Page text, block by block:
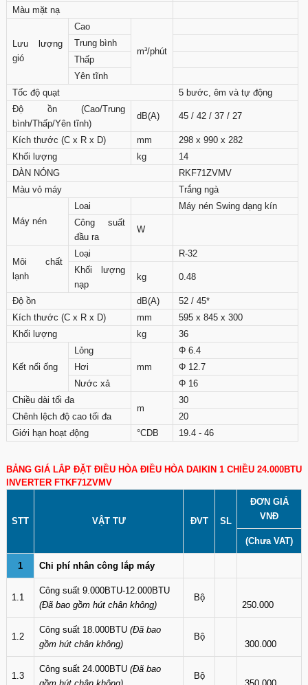
Màu mặt nạ
Lưu lượng
gió
Cao
m³/phút
Trung bình
Thấp
Yên tĩnh
Tốc độ quạt
5 bước, êm và tự động
Độ ồn (Cao/Trung
bình/Thấp/Yên tĩnh)
dB(A) 45 / 42 / 37 / 27
Kích thước (C x R x D) mm
298 x 990 x 282
Khối lượng
kg
14
DÀN NÓNG
RKF71ZVMV
Màu vỏ máy
Trắng ngà
Máy nén
Loai
Máy nén Swing dạng kín
Công suất
đầu ra
W
Môi chất
lạnh
Loại
R-32
Khối lượng
nạp
kg 0.48
Độ ồn dB(A)
52 / 45*
Kích thước (C x R x D)
mm
595 x 845 x 300
Khối lượng
kg 36
Kết nối ống
Lỏng
mm
Φ 6.4
Hơi
Φ 12.7
Nước xả
Φ 16
Chiều dài tối đa
m
30
Chênh lệch độ cao tối đa
20
Giới hạn hoạt động
°CDB 19.4 - 46
BẢNG GIÁ LẮP ĐẶT ĐIỀU HÒA ĐIỀU HÒA DAIKIN 1 CHIỀU 24.000BTU
INVERTER FTKF71ZVMV
STT VẬT TƯ ĐVT SL
ĐƠN GIÁ
VNĐ
(Chưa VAT)
1 Chi phí nhân công lắp máy
1.1
Công suất 9.000BTU-12.000BTU
(Đã bao gồm hút chân không)
Bộ
250.000
1.2
Công suất 18.000BTU (Đã bao
gồm hút chân không)
Bộ
300.000
1.3
Công suất 24.000BTU (Đã bao
Bộ